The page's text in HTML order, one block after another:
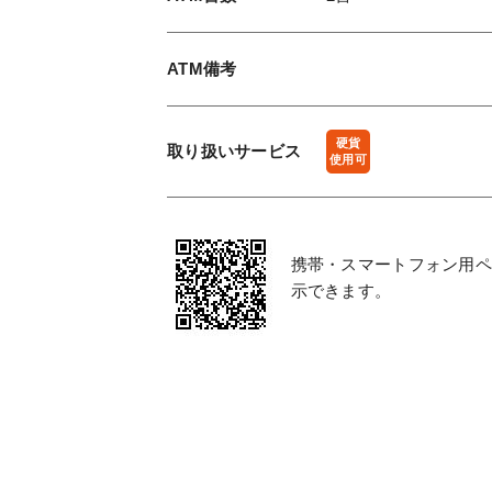
ATM備考
取り扱いサービス
硬貨
使用可
携帯・スマートフォン用
示できます。